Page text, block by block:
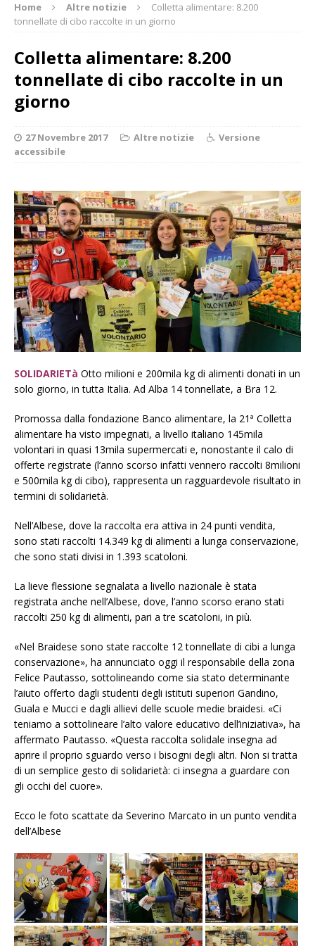
Home Altre notizie
Colletta alimentare: 8.200
tonnellate di cibo raccolte in un giorno
Colletta alimentare: 8.200
tonnellate di cibo raccolte in un
giorno
27 Novembre 2017 Altre notizie
Versione
accessibile
SOLIDARIETà Otto milioni e 200mila kg di alimenti donati in un
solo giorno, in tutta Italia. Ad Alba 14 tonnellate, a Bra 12.
Promossa dalla fondazione Banco alimentare, la 21ª Colletta
alimentare ha visto impegnati, a livello italiano 145mila
volontari in quasi 13mila supermercati e, nonostante il calo di
offerte registrate (l’anno scorso infatti vennero raccolti 8milioni
e 500mila kg di cibo), rappresenta un ragguardevole risultato in
termini di solidarietà.
Nell’Albese, dove la raccolta era attiva in 24 punti vendita,
sono stati raccolti 14.349 kg di alimenti a lunga conservazione,
che sono stati divisi in 1.393 scatoloni.
La lieve flessione segnalata a livello nazionale è stata
registrata anche nell’Albese, dove, l’anno scorso erano stati
raccolti 250 kg di alimenti, pari a tre scatoloni, in più.
«Nel Braidese sono state raccolte 12 tonnellate di cibi a lunga
conservazione», ha annunciato oggi il responsabile della zona
Felice Pautasso, sottolineando come sia stato determinante
l’aiuto offerto dagli studenti degli istituti superiori Gandino,
Guala e Mucci e dagli allievi delle scuole medie braidesi. «Ci
teniamo a sottolineare l’alto valore educativo dell’iniziativa», ha
affermato Pautasso. «Questa raccolta solidale insegna ad
aprire il proprio sguardo verso i bisogni degli altri. Non si tratta
di un semplice gesto di solidarietà: ci insegna a guardare con
gli occhi del cuore».
Ecco le foto scattate da Severino Marcato in un punto vendita
dell’Albese